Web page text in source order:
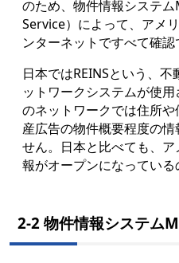
のため、物件情報システ
Service）によって、アメ
ンターネットですべて確認
日本ではREINSという、
ットワークシステムが使
のネットワークでは住所
産広告の物件概要程度の
せん。日本と比べても、
報がオープンになっている
2-2 物件情報システム